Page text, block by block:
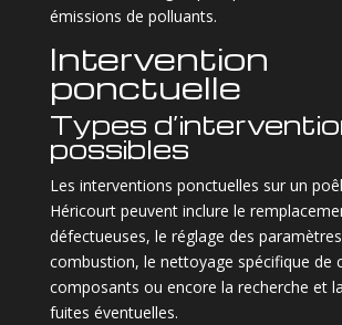
émissions de polluants.
Intervention
ponctuelle
Types
possibles
Les interventions ponctuelles sur un
Héricourt peuvent inclure le
défectueuses, le réglage des
combustion, le nettoyage spécifique de
composants ou encore la recherche et
fuites éventuelles.